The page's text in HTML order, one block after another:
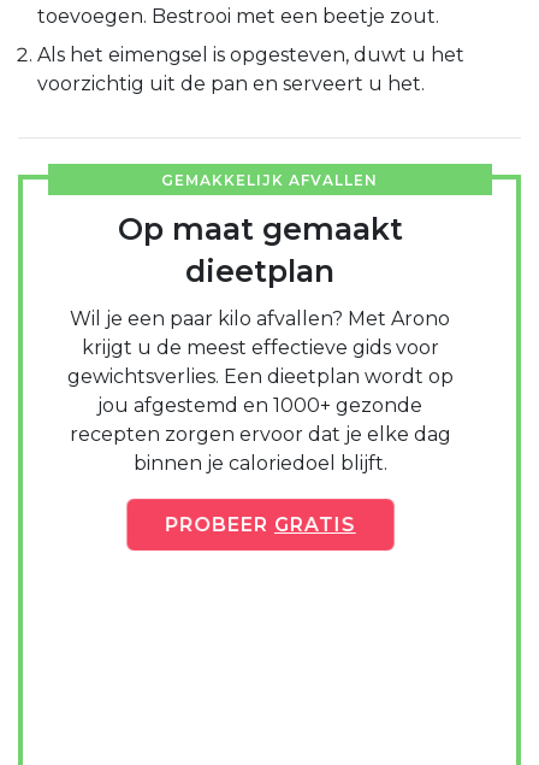
toevoegen. Bestrooi met een beetje zout.
Als het eimengsel is opgesteven, duwt u het
voorzichtig uit de pan en serveert u het.
GEMAKKELIJK AFVALLEN
Op maat gemaakt
dieetplan
Wil je een paar kilo afvallen? Met Arono
krijgt u de meest effectieve gids voor
gewichtsverlies. Een dieetplan wordt op
jou afgestemd en 1000+ gezonde
recepten zorgen ervoor dat je elke dag
binnen je caloriedoel blijft.
PROBEER GRATIS